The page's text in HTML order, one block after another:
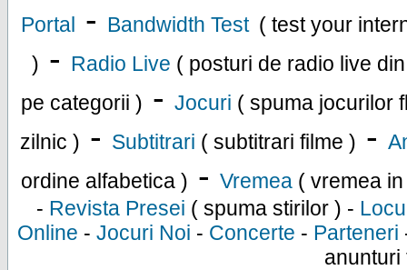
Portal - Bandwidth Test ( test your
) - Radio Live ( posturi de radio live
pe categorii ) - Jocuri ( spuma jocurilor
zilnic ) - Subtitrari ( subtitrari filme ) -
ordine alfabetica ) - Vremea ( vremea
- Revista Presei ( spuma stirilor ) -
Online - Jocuri Noi - Concerte - Parteneri
anunturi